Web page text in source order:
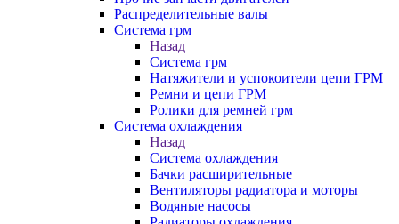
Распределительные валы
Система грм
Назад
Система грм
Натяжители и успокоители цепи ГРМ
Ремни и цепи ГРМ
Ролики для ремней грм
Система охлаждения
Назад
Система охлаждения
Бачки расширительные
Вентиляторы радиатора и моторы
Водяные насосы